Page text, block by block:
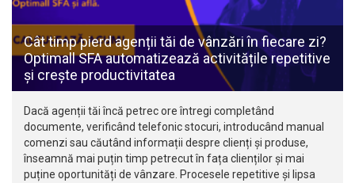
Cât timp pierd agenții tăi de vânzări în fiecare zi?
Optimall SFA automatizează activitățile repetitive
și crește productivitatea
Dacă agenții tăi încă petrec ore întregi completând
documente, verificând telefonic stocuri, introducând manual
comenzi sau căutând informații despre clienți și produse,
înseamnă mai puțin timp petrecut în fața clienților și mai
puține oportunități de vânzare. Procesele repetitive și lipsa